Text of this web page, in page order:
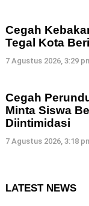
Cegah
Tegal Kota
7 Agustus 2026, 3:29
Cegah
Minta Siswa
Diintimidasi
7 Agustus 2026, 3:18
LATEST NEWS